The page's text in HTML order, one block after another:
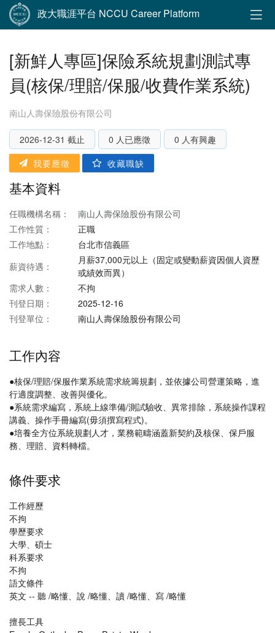
政大職涯平台 NCCU Career Platform
[新鮮人專區]保險系統規劃測試專
員(核保/理賠/保服/收費作業系統)
南山人壽保險股份有限公司
2026-12-31 截止 0 人已應徵
0 人有興趣
我要應徵
收藏職缺
基本資料
任職機構名稱：
南山人壽保險股份有限公司
工作性質：
正職
工作地點：
台北市信義區
薪資待遇：
月薪37,000元以上（固定或變動薪資因個人資歷
或績效而異）
需求人數：
不拘
刊登日期：
2025-12-16
刊登單位：
南山人壽保險股份有限公司
工作內容
●核保/理賠/保服作業系統需求統籌規劃，並依據公司營運策略，進
行適度調整、改善與優化。
●系統需求編寫，系統上線準備/測試驗收、異常排除，系統操作課程
講義、操作手冊編寫(毋須撰寫程式)。
●培養全方位系統規劃人才，業務範疇涵蓋新契約及核保、保戶服
務、理賠、資料轉檔。
條件要求
工作經歷
不拘
學歷要求
大學、碩士
科系要求
不拘
語文條件
英文 -- 聽 /略懂、說 /略懂、讀 /略懂、寫 /略懂
擅長工具